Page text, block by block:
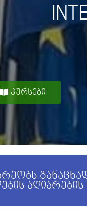
კურსები
აღიარების